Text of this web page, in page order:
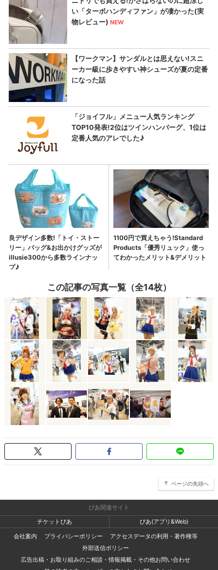
この記事の写真一覧（全14枚）
ページの先頭へ
ぴあ関連サイト
チケットぴあ
ぴあ(アプリ&Web)
会社案内
プライバシーポリシー
アクセスデータの利用・著作権等
外部送信ポリシー
広告出稿・お取り組みのご相談・情報掲載・その他お問い合わせ